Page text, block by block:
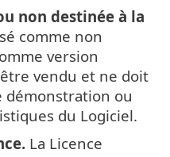
non destinée à la
comme non
version
vendu et ne doit
démonstration ou
du Logiciel.
La Licence